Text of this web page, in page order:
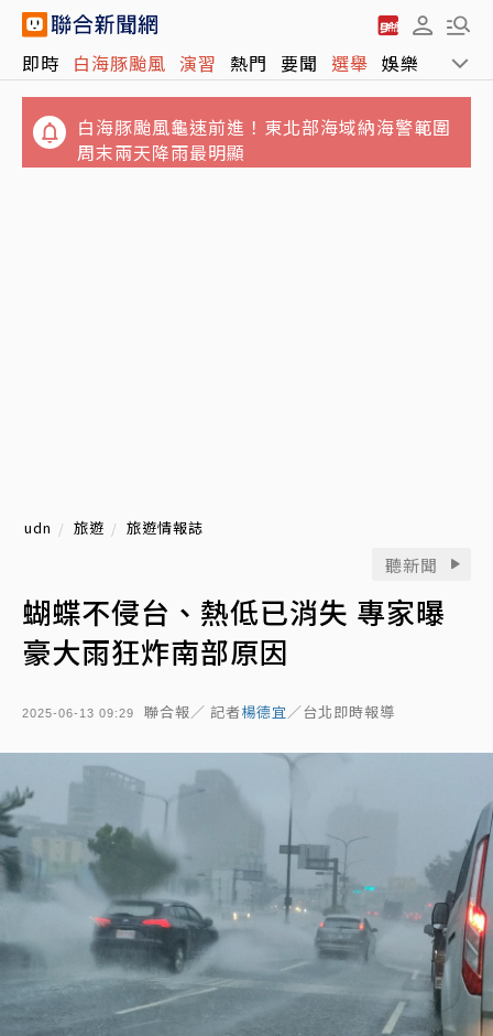
即時 白海豚颱風 演習 熱門 要聞 選舉 娛樂 運動
小孩」 女網友怒揭黑歷史
白海豚颱風龜速前進！東北部海域納海警範圍
周末兩天降雨最明顯
udn 旅遊 旅遊情報誌
聽新聞
蝴蝶不侵台、熱低已消失 專家曝
豪大雨狂炸南部原因
2025-06-13 09:29 聯合報／ 記者楊德宜／台北即時報導